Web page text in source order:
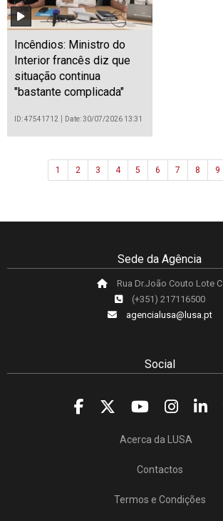
Incêndios: Ministro do
Interior francês diz que
situação continua
"bastante complicada"
ID: 47541712 Date: 30/07/2026 13:31
1 2 3 4 5 6 7 8 9
Sede da Agência
Rua Dr.João Couto Lote C
(+351) 217116500
agencialusa@lusa.pt
Social
Acerca da LUSA
Contactos
Termos e Condições